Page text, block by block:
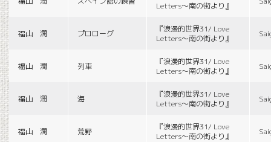
Letters〜南の街より』
福山 潤 プロローグ
『浪漫的世界31/ Love
Letters〜南の街より』
福山 潤 列車
『浪漫的世界31/ Love
Letters〜南の街より』
福山 潤 海
『浪漫的世界31/ Love
Letters〜南の街より』
福山 潤 荒野
『浪漫的世界31/ Love
Letters〜南の街より』